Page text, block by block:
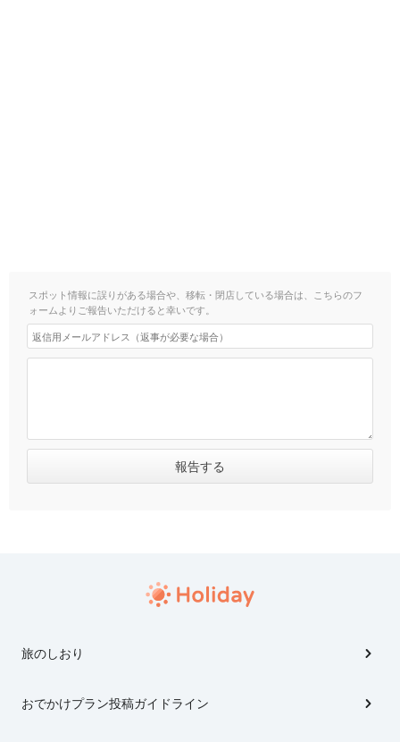
スポット情報に誤りがある場合や、移転・閉店している場合は、こちらのフ
ォームよりご報告いただけると幸いです。
旅のしおり
おでかけプラン投稿ガイドライン